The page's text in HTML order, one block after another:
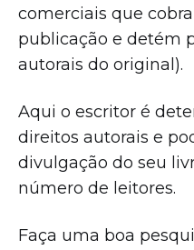
comerciais que
publicação e detém
autorais do original).
Aqui o escritor é
direitos autorais e
divulgação do seu
número de leitores.
Faça uma boa